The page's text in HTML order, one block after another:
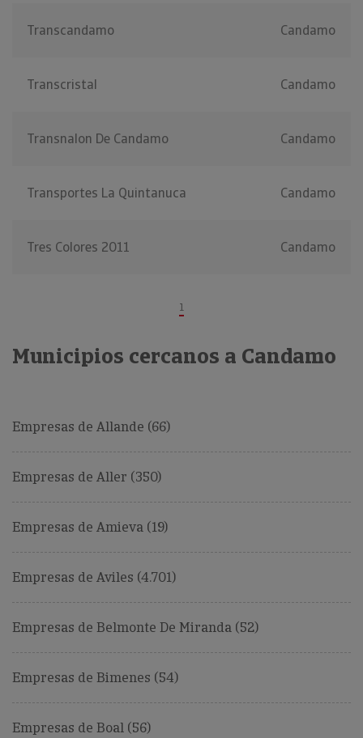
Transcandamo Candamo
Transcristal Candamo
Transnalon De Candamo Candamo
Transportes La Quintanuca Candamo
Tres Colores 2011 Candamo
1
Municipios cercanos a Candamo
Empresas de Allande (66)
Empresas de Aller (350)
Empresas de Amieva (19)
Empresas de Aviles (4.701)
Empresas de Belmonte De Miranda (52)
Empresas de Bimenes (54)
Empresas de Boal (56)